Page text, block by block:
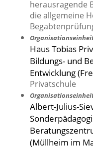
herausragende
die allgemeine
Haus Tobias
Bildungs- und
Entwicklung
Privatschule
Albert-Julius-
(Müllheim im